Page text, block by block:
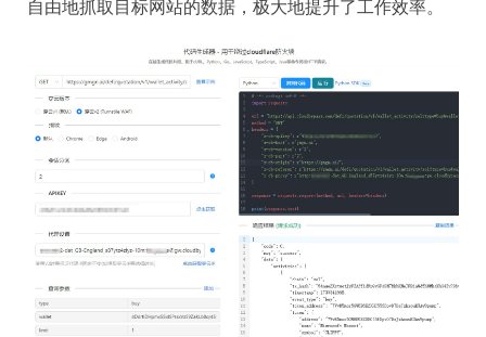
自由地抓取目标网站的数据，极大地提升了工作效率。